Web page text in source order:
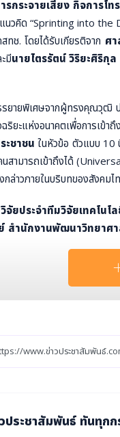
กระจายเสียง กิจการโ
นวคิด “Sprinting into
ช. โดยได้รับเกียรติจาก ศ
มีนายไตรรัตน์ วิริยะศิริกุ
ยายพิเศษจากผู้ทรงคุณวุฒิ
ริยะแห่งอนาคตเพื่อการเข้า
ะชาชน ในหัวข้อ ตัวแบบ 10
สามารถเข้าถึงได้
ล่าวภายในบริบทของสังคม
ยประจำทีมวิจัยเทคโน
ำนักงานพัฒนาวิทยาศา
รสำหรับคนทุกกลุ่ม ซึ่งจะเป็
ประชาสัมพันธ์ ทันทุก